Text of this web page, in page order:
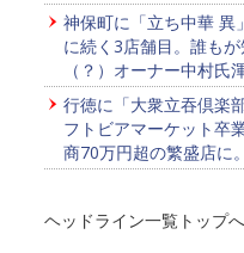
神保町に「立ち中華 異
に続く3店舗目。誰も
（？）オーナー中村
行徳に「大衆立吞倶楽
フトビアマーケット卒
商70万円超の繁盛店に
ヘッドライン一覧トップへ